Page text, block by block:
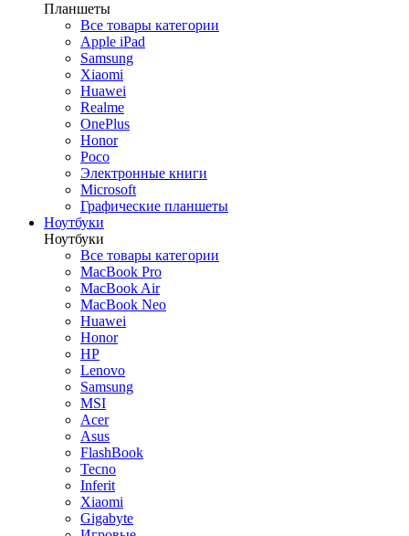
Microsoft
reMarkable
Все планшеты
Ноутбуки
Назад
Ноутбуки
Все товары категории
MacBook
Huawei
Honor
HP
Lenovo
Samsung
MSI
Acer
Asus
FlashBook
Xiaomi
Gigabyte
Inferit
Все ноутбуки
Аксессуары
Назад
Аксессуары
Все товары категории
Чехлы и защита
Планшеты
Все товары категории
Apple iPad
Samsung
Xiaomi
Huawei
Realme
OnePlus
Honor
Poco
Электронные книги
Microsoft
Графические планшеты
Ноутбуки
Ноутбуки
Все товары категории
MacBook Pro
MacBook Air
MacBook Neo
Huawei
Honor
HP
Lenovo
Samsung
MSI
Acer
Asus
FlashBook
Tecno
Inferit
Xiaomi
Gigabyte